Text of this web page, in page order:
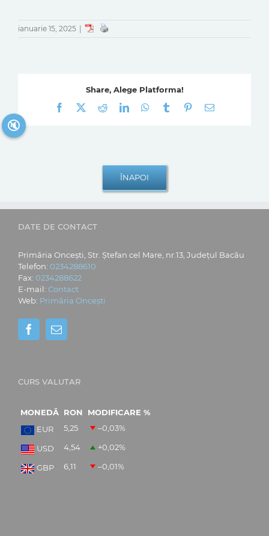
ianuarie 15, 2025
Share, Alege Platforma!
Facebook
RedditLinkedInWhatsApp
Tumblr Pinterest
E-
DATE DE CONTACT
Primăria Oncești, Str. Ștefan cel Mare, nr.13, Județul Bacău
Telefon: 0234288610
Fax: 0234288622
E-mail: Contact
Web: Primăria Oncești
CURS VALUTAR
MONEDĂ RON
MODIFICARE %
EUR
5,25 –0,03%
USD 4,54 +0,02%
GBP 6,11 –0,01%
🔇